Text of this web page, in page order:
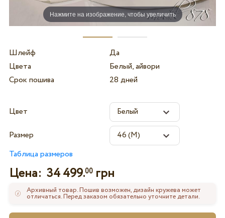
Нажмите на изображение, чтобы увеличить
Шлейф
Да
Цвета
Белый, айвори
Срок пошива
28 дней
Цвет
Размер
Таблица размеров
Цена: 34 499.00грн
Архивный товар. Пошив возможен, дизайн кружева может
отличаться. Перед заказом обязательно уточните детали.